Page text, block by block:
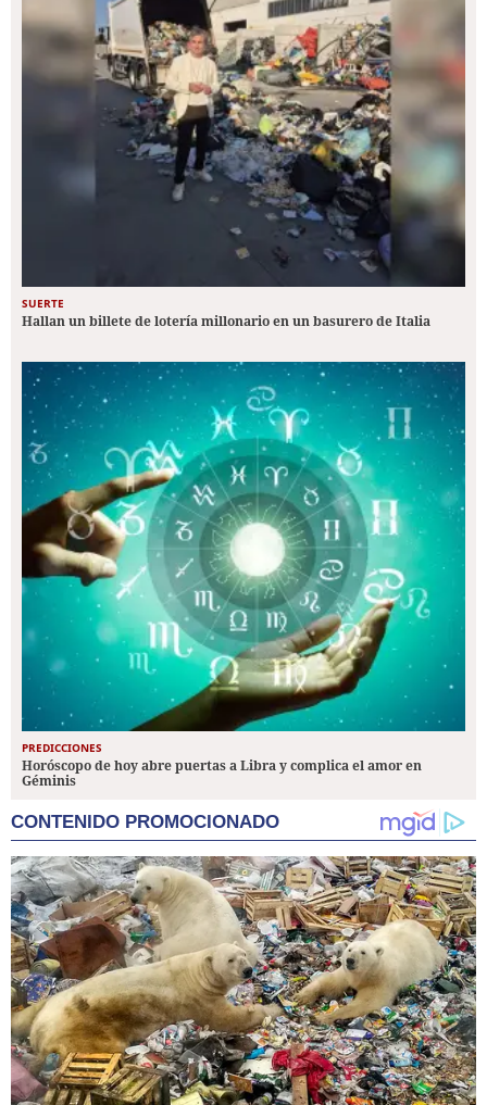
SUERTE
Hallan un billete de lotería millonario en un basurero de Italia
PREDICCIONES
Horóscopo de hoy abre puertas a Libra y complica el amor en
Géminis
CONTENIDO PROMOCIONADO